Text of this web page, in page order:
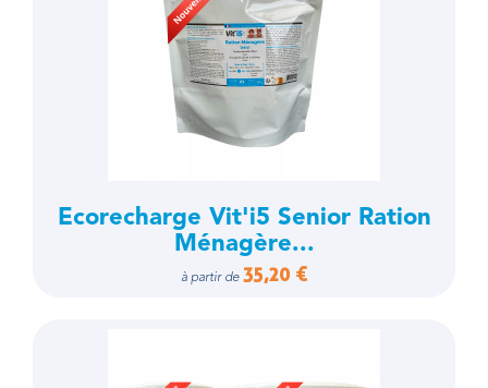
Ecorecharge Vit'i5 Senior Ration
Ménagère...
à partir de 35,20 €